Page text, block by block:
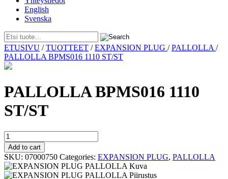
English
Svenska
Skip
to
content
ETUSIVU /TUOTTEET /EXPANSION PLUG /PALLOLLA /
PALLOLLA BPMS016 1110 ST/ST
PALLOLLA BPMS016 1110
ST/ST
PALLOLLA
BPMS016
1110
ST/ST
quantity
Add to cart
SKU: 07000750 Categories: EXPANSION PLUG, PALLOLLA